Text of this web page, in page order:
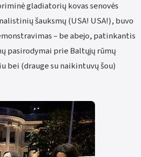
gladiatorių kovas senovės
šauksmų (USA! USA!), buvo
– be abejo, patinkantis
pasirodymai prie Baltųjų rūmų
bei (drauge su naikintuvų šou)